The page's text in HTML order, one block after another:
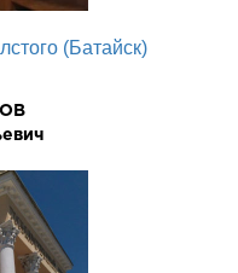
(Батайск)